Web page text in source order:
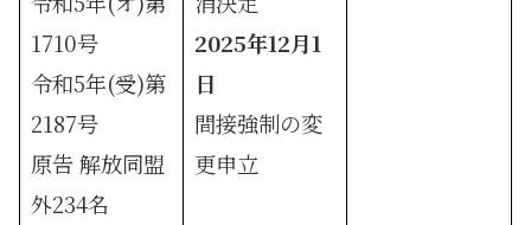
1710号
令和5年(受)第
2187号
原告 解放同盟
外234名
2025年12月1
日
間接強制の変
更申立